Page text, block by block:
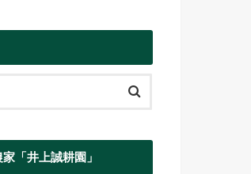
「井上誠耕園」